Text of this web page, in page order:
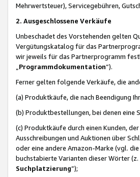
Mehrwertsteuer), Servicegebühren,
2. Ausgeschlossene Verkäufe
Unbeschadet des Vorstehenden gelten
Vergütungskatalog für das
wir jeweils für das Partnerprogramm
Programmdokumentation“).
Ferner gelten folgende Verkäufe, die
(a) Produktkäufe, die nach Beendigung
(b) Produktbestellungen, bei denen eine
(c) Produktkäufe durch einen Kunden,
Ausschreibungen und Auktionen über
oder eine andere Amazon-Marke (vgl.
buchstabierte Varianten dieser Wörter (z.
Suchplatzierung”);